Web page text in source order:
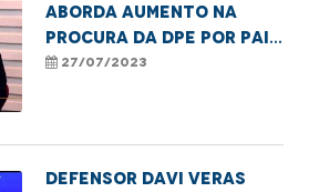
aborda aumento na
procura da DPE por pais
sem vagas em escolas
27/07/2023
Defensor Davi Veras